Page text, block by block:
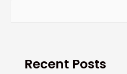
Recent Posts